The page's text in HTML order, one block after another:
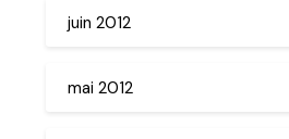
juin 2012
mai 2012